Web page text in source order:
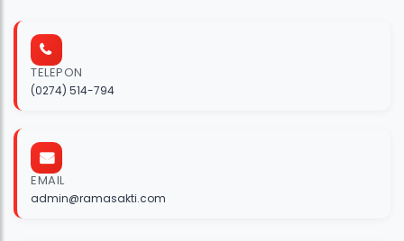
TELEPON
(0274) 514-794
EMAIL
admin@ramasakti.com